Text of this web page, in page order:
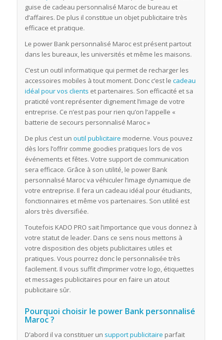
guise de cadeau personnalisé Maroc de bureau et
d’affaires. De plus il constitue un objet publicitaire très
efficace et pratique.
Le power Bank personnalisé Maroc est présent partout
dans les bureaux, les universités et même les maisons.
C’est un outil informatique qui permet de recharger les
accessoires mobiles à tout moment. Donc c’est le cadeau
idéal pour vos clients et partenaires. Son efficacité et sa
praticité vont représenter dignement l’image de votre
entreprise. Ce n’est pas pour rien qu’on l’appelle «
batterie de secours personnalisé Maroc »
De plus c’est un outil publicitaire moderne. Vous pouvez
dès lors l’offrir comme goodies pratiques lors de vos
événements et fêtes. Votre support de communication
sera efficace. Grâce à son utilité, le power Bank
personnalisé Maroc va véhiculer l’image dynamique de
votre entreprise. Il fera un cadeau idéal pour étudiants,
fonctionnaires et même vos partenaires. Son utilité est
alors très diversifiée.
Toutefois KADO PRO sait l’importance que vous donnez à
votre statut de leader. Dans ce sens nous mettons à
votre disposition des objets publicitaires utiles et
pratiques. Vous pourrez donc le personnalisée très
facilement. Il vous suffit d’imprimer votre logo, étiquettes
et messages publicitaires pour en faire un atout
publicitaire sûr.
Pourquoi choisir le power Bank personnalisé
Maroc ?
D’abord il va constituer un support publicitaire parfait